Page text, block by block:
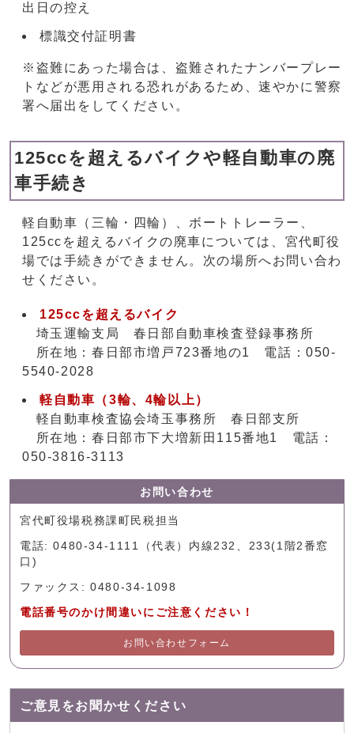
出日の控え
標識交付証明書
※盗難にあった場合は、盗難されたナンバープレー
トなどが悪用される恐れがあるため、速やかに警察
署へ届出をしてください。
125ccを超えるバイクや軽自動車の廃
車手続き
軽自動車（三輪・四輪）、ボートトレーラー、
125ccを超えるバイクの廃車については、宮代町役
場では手続きができません。次の場所へお問い合わ
せください。
125ccを超えるバイク
埼玉運輸支局 春日部自動車検査登録事務所
所在地：春日部市増戸723番地の1 電話：050-
5540-2028
軽自動車（3輪、4輪以上）
軽自動車検査協会埼玉事務所 春日部支所
所在地：春日部市下大増新田115番地1 電話：
050-3816-3113
お問い合わせ
宮代町役場税務課町民税担当
電話: 0480-34-1111（代表）内線232、233(1階2番窓
口)
ファックス: 0480-34-1098
電話番号のかけ間違いにご注意ください！
お問い合わせフォーム
ご意見をお聞かせください